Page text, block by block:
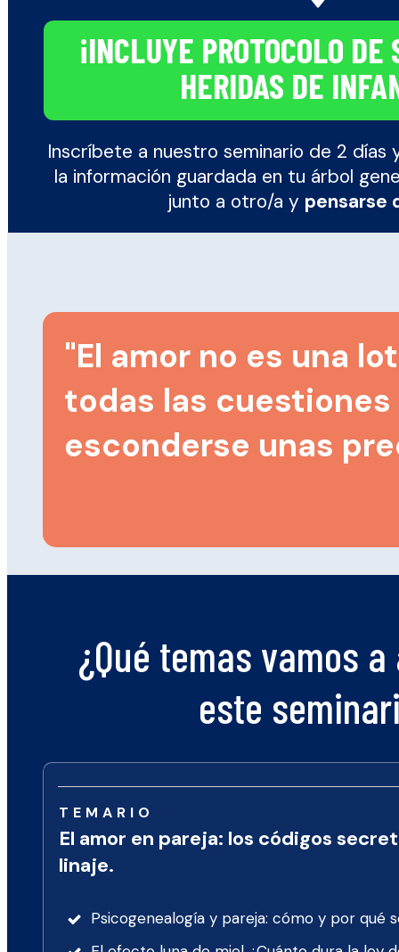
¡INCLUYE PROTOCOLO
HERIDAS DE
Inscríbete a nuestro seminario de 2 días
la información guardada en tu árbol
junto a otro/a y pensarse
"El amor no es una
todas las
esconderse unas
¿Qué temas vamos
este
TEMARIO
El amor en pareja: los códigos
linaje.
Psicogenealogía y pareja: cómo y por qué